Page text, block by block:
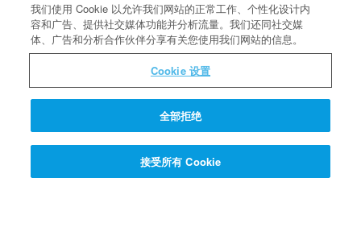
Quantum教授的Q & A 問答機
基督徒能聽見神對他們說話嗎？
我们使用 Cookie 以允许我们网站的正常工作、个性化设计内
容和广告、提供社交媒体功能并分析流量。我们还同社交媒
体、广告和分析合作伙伴分享有关您使用我们网站的信息。
Cookie 设置
全部拒绝
接受所有 Cookie